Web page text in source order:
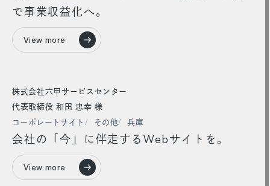
で事業収益化へ。
View more
会社の「今」に伴走するWebサイトを。
株式会社六甲サービスセンター
代表取締役 和田 忠幸 様
コーポレートサイト
その他 兵庫
View more